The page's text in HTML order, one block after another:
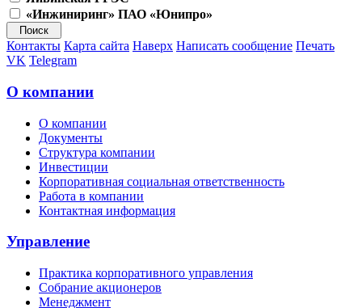
«Инжиниринг» ПАО «Юнипро»
Контакты Карта сайта Наверх Написать сообщение Печать
VK Telegram
О компании
О компании
Документы
Структура компании
Инвестиции
Корпоративная социальная ответственность
Работа в компании
Контактная информация
Управление
Практика корпоративного управления
Собрание акционеров
Менеджмент